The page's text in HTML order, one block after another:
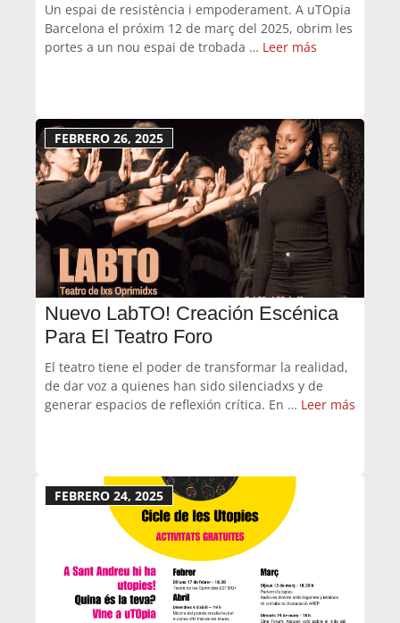
Un espai de resistència i empoderament. A uTOpia
Barcelona el próxim 12 de març del 2025, obrim les
portes a un nou espai de trobada … Leer más
FEBRERO 26, 2025
Nuevo LabTO! Creación Escénica
Para El Teatro Foro
El teatro tiene el poder de transformar la realidad,
de dar voz a quienes han sido silenciadxs y de
generar espacios de reflexión crítica. En … Leer más
FEBRERO 24, 2025